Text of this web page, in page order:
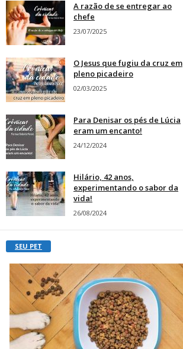
A razão de se entregar ao
chefe
23/07/2025
O Jesus que fugiu da cruz em
pleno picadeiro
02/03/2025
Para Denisar os pés de Lúcia
eram um encanto!
24/12/2024
Hilário, 42 anos,
experimentando o sabor da
vida!
26/08/2024
SEU PET